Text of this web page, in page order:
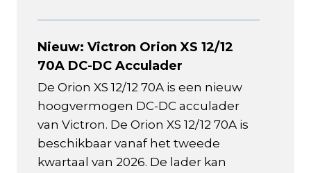
Nieuw: Victron Orion XS 12/12
70A DC-DC Acculader
De Orion XS 12/12 70A is een nieuw
hoogvermogen DC-DC acculader
van Victron. De Orion XS 12/12 70A is
beschikbaar vanaf het tweede
kwartaal van 2026. De lader kan